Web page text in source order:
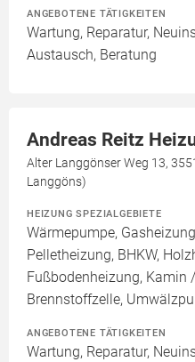
ANGEBOTENE TÄTIGKEITEN
Wartung, Reparatur,
Austausch, Beratung
Andreas Reitz
Alter Langgönser Weg 13,
Langgöns)
HEIZUNG SPEZIALGEBIETE
Wärmepumpe,
Pelletheizung, BHKW,
Fußbodenheizung, Kamin
Brennstoffzelle,
ANGEBOTENE TÄTIGKEITEN
Wartung, Reparatur,